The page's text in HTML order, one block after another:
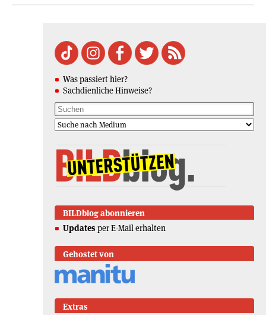
Was passiert hier?
Sachdienliche Hinweise?
BILDblog abonnieren
Updates per E-Mail erhalten
Gehostet von
Extras